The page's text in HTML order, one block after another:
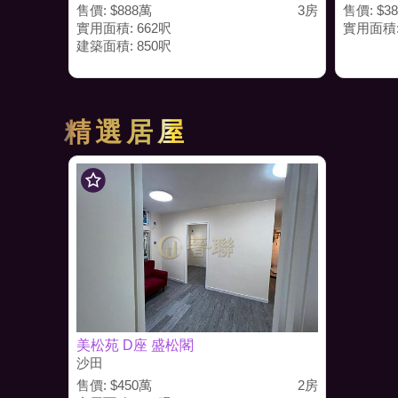
3房
售價: $888萬
實用面積: 662呎
建築面積: 850呎
售價:
實用面積
精選居屋
美松苑 D座 盛松閣
沙田
2房
售價: $450萬